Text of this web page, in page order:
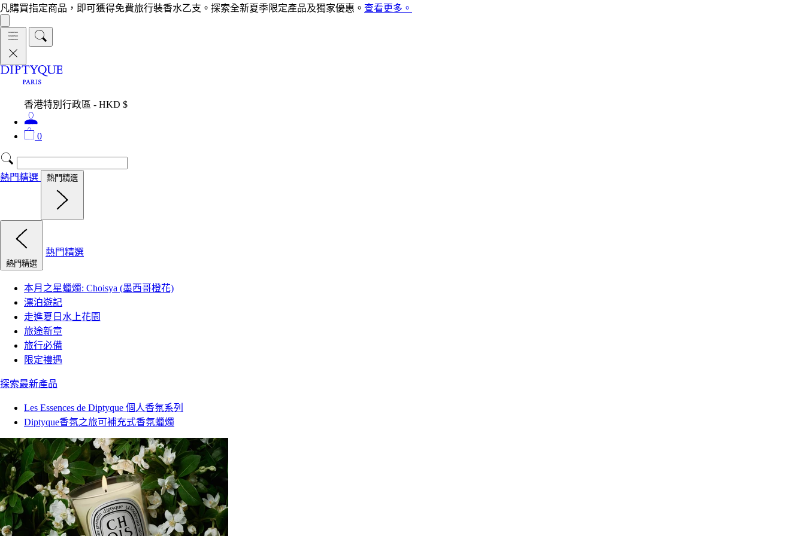
凡購買指定商品，即可獲得免費旅行裝香水乙支。探索全新夏季限定產品及獨家優惠。 查看更多。
香港特別行政區 - HKD $
0
熱門精選 熱門精選
熱門精選
熱門精選
本月之星蠟燭: Choisya (墨西哥橙花)
漂泊遊記
走進夏日水上花園
旅途新章
旅行必備
限定禮遇
探索最新產品
Les Essences de Diptyque 個人香氛系列
Diptyque香氛之旅可補充式香氛蠟燭